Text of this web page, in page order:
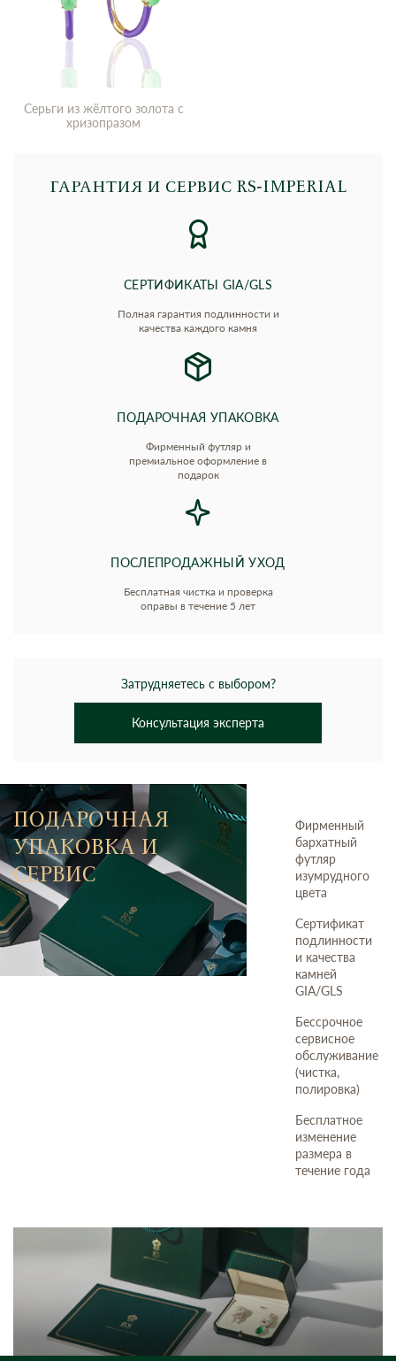
Серьги из жёлтого золота с
хризопразом
ГАРАНТИЯ И СЕРВИС RS‑IMPERIAL
СЕРТИФИКАТЫ GIA/GLS
Полная гарантия подлинности и
качества каждого камня
ПОДАРОЧНАЯ УПАКОВКА
Фирменный футляр и
премиальное оформление в
подарок
ПОСЛЕПРОДАЖНЫЙ УХОД
Бесплатная чистка и проверка
оправы в течение 5 лет
Затрудняетесь с выбором?
Консультация эксперта
ПОДАРОЧНАЯ
УПАКОВКА И
СЕРВИС
Фирменный
бархатный
футляр
изумрудного
цвета
Сертификат
подлинности
и качества
камней
GIA/GLS
Бессрочное
сервисное
обслуживание
(чистка,
полировка)
Бесплатное
изменение
размера в
течение года